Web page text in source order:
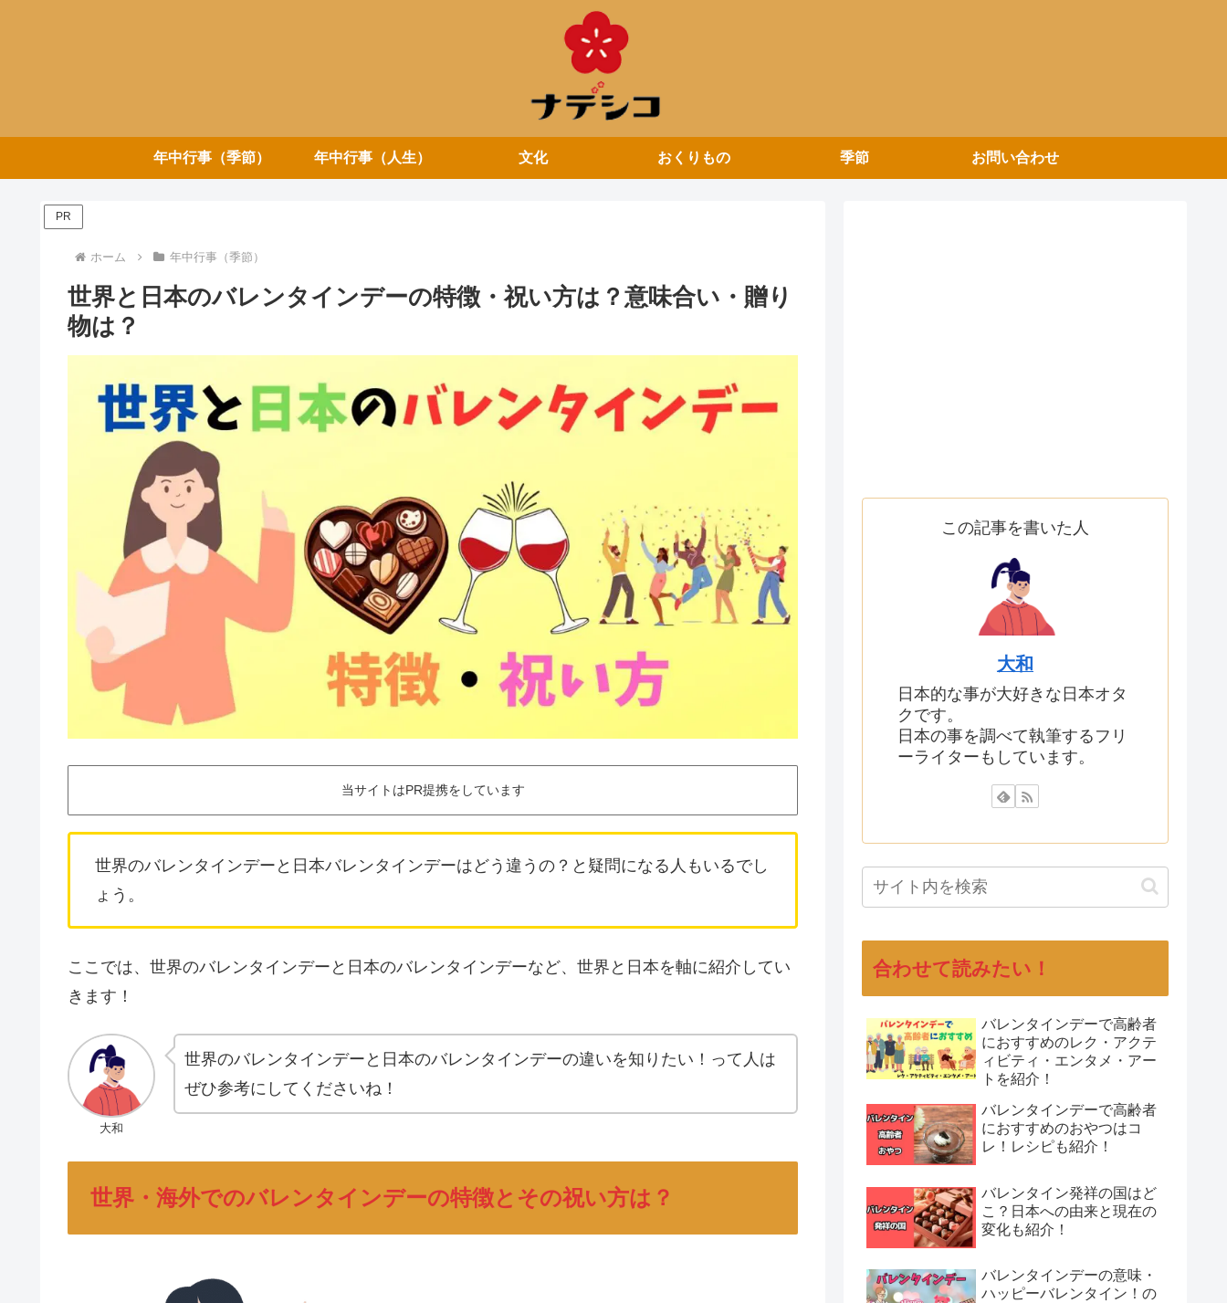
年中行事（季節） 年中行事（人生） 文化 おくりもの 季節 お問い合わせ
PR
ホーム 年中行事（季節）
世界と日本のバレンタインデーの特徴・祝い方は？意味合い・贈り
物は？
当サイトはPR提携をしています
世界のバレンタインデーと日本バレンタインデーはどう違うの？と疑問になる人もいるでし
ょう。
ここでは、世界のバレンタインデーと日本のバレンタインデーなど、世界と日本を軸に紹介してい
きます！
大和
世界のバレンタインデーと日本のバレンタインデーの違いを知りたい！って人は
ぜひ参考にしてくださいね！
世界・海外でのバレンタインデーの特徴とその祝い方は？
この記事を書いた人
大和
日本的な事が大好きな日本オタ
クです。
日本の事を調べて執筆するフリ
ーライターもしています。
合わせて読みたい！
バレンタインデーで高齢者
におすすめのレク・アクテ
ィビティ・エンタメ・アー
トを紹介！
バレンタインデーで高齢者
におすすめのおやつはコ
レ！レシピも紹介！
バレンタイン発祥の国はど
こ？日本への由来と現在の
変化も紹介！
バレンタインデーの意味・
ハッピーバレンタイン！の